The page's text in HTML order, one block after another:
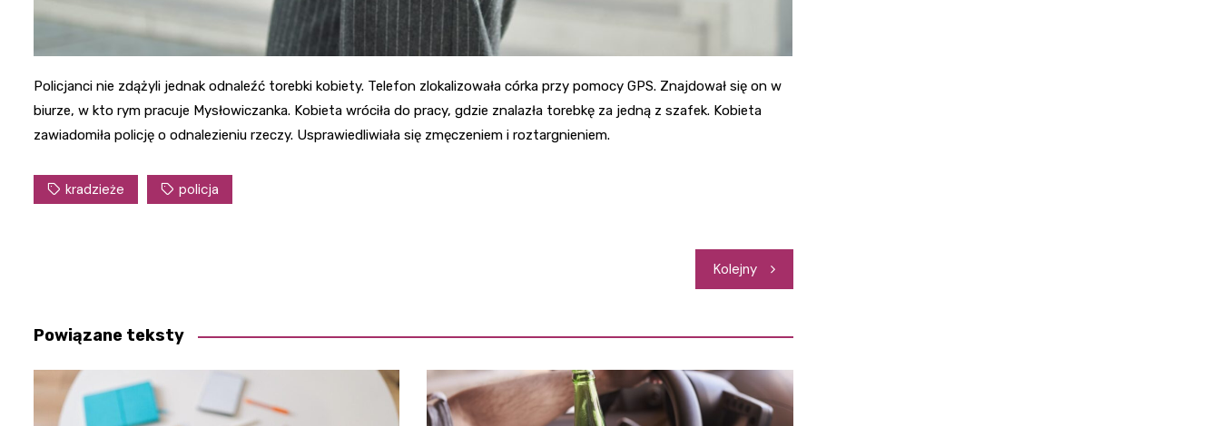
Policjanci nie zdążyli jednak odnaleźć torebki kobiety. Telefon zlokalizowała córka przy pomocy GPS. Znajdował się on w
biurze, w kto rym pracuje Mysłowiczanka. Kobieta wróciła do pracy, gdzie znalazła torebkę za jedną z szafek. Kobieta
zawiadomiła policję o odnalezieniu rzeczy. Usprawiedliwiała się zmęczeniem i roztargnieniem.
kradzieże policja
Kolejny
Powiązane teksty